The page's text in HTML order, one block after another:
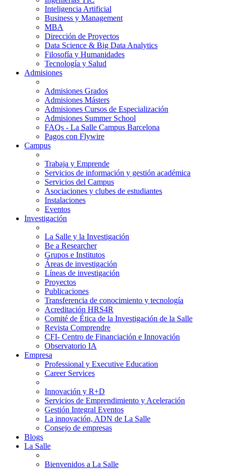
Inteligencia Artificial
Business y Management
MBA
Dirección de Proyectos
Data Science & Big Data Analytics
Filosofía y Humanidades
Tecnología y Salud
Admisiones
Admisiones Grados
Admisiones Másters
Admisiones Cursos de Especialización
Admisiones Summer School
FAQs - La Salle Campus Barcelona
Pagos con Flywire
Campus
Trabaja y Emprende
Servicios de información y gestión académica
Servicios del Campus
Asociaciones y clubes de estudiantes
Instalaciones
Eventos
Investigación
La Salle y la Investigación
Be a Researcher
Grupos e Institutos
Áreas de investigación
Líneas de investigación
Proyectos
Publicaciones
Transferencia de conocimiento y tecnología
Acreditación HRS4R
Comité de Ética de la Investigación de la Salle
Revista Comprendre
CFI- Centro de Financiación e Innovación
Observatorio IA
Empresa
Professional y Executive Education
Career Services
Innovación y R+D
Servicios de Emprendimiento y Aceleración
Gestión Integral Eventos
La innovación, ADN de La Salle
Consejo de empresas
Blogs
La Salle
Bienvenidos a La Salle